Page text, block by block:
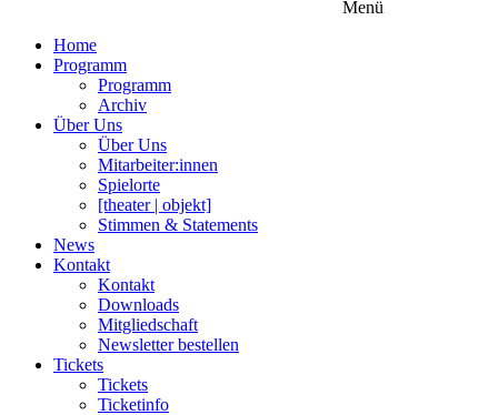
Menü
Home
Programm
Programm
Archiv
Über Uns
Über Uns
Mitarbeiter:innen
Spielorte
[theater | objekt]
Stimmen & Statements
News
Kontakt
Kontakt
Downloads
Mitgliedschaft
Newsletter bestellen
Tickets
Tickets
Ticketinfo